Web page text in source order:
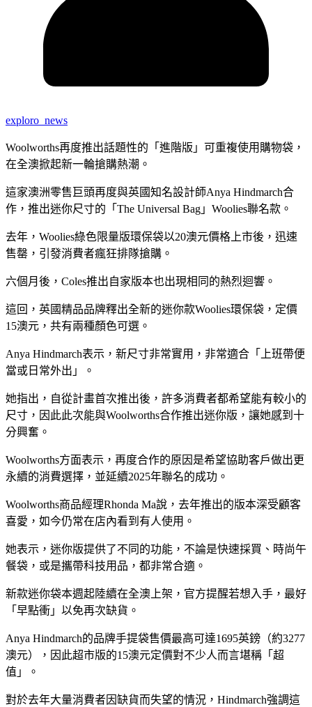
exploro_news
Woolworths再度推出話題性的「進階版」可重複使用購物袋，
在全澳掀起新一輪搶購熱潮。
這家澳洲零售巨頭再度與英國知名設計師Anya Hindmarch合
作，推出迷你尺寸的「The Universal Bag」Woolies聯名款。
去年，Woolies綠色限量版環保袋以20澳元價格上市後，迅速
售罄，引發消費者瘋狂排隊搶購。
六個月後，Coles推出自家版本也出現相同的熱烈迴響。
這回，英國精品品牌釋出全新的迷你款Woolies環保袋，定價
15澳元，共有兩種顏色可選。
Anya Hindmarch表示，新尺寸非常實用，非常適合「上班帶便
當或日常外出」。
她指出，自從計畫首次推出後，許多消費者都希望能有較小的
尺寸，因此此次能與Woolworths合作推出迷你版，讓她感到十
分興奮。
Woolworths方面表示，再度合作的原因是希望協助客戶做出更
永續的消費選擇，並延續2025年聯名的成功。
Woolworths商品經理Rhonda Ma說，去年推出的版本深受顧客
喜愛，如今仍常在店內看到有人使用。
她表示，迷你版提供了不同的功能，不論是快速採買、時尚午
餐袋，或是攜帶科技用品，都非常合適。
新款迷你袋本週起陸續在全澳上架，官方提醒若想入手，最好
「早點衝」以免再次缺貨。
Anya Hindmarch的品牌手提袋售價最高可達1695英鎊（約3277
澳元），因此超市版的15澳元定價對不少人而言堪稱「超
值」。
對於去年大量消費者因缺貨而失望的情況，Hindmarch強調這